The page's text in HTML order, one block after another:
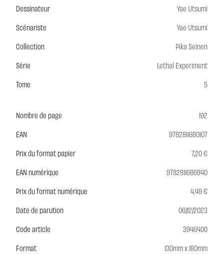
Dessinateur
Yae Utsumi
Scénariste
Yae Utsumi
Collection
Pika Seinen
Série
Lethal Experiment
Tome
5
Nombre de page
192
EAN
9782811680107
Prix du format papier
7,20 €
EAN numérique
9782811686840
Prix du format numérique
4,49 €
Date de parution
06/12/2023
Code article
3946400
Format
130mm x 180mm